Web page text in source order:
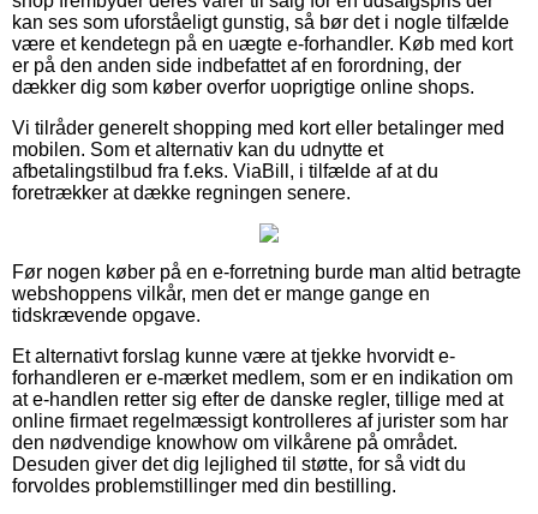
kan ses som uforståeligt gunstig, så bør det i nogle tilfælde
være et kendetegn på en uægte e-forhandler. Køb med kort
er på den anden side indbefattet af en forordning, der
dækker dig som køber overfor uoprigtige online shops.
Vi tilråder generelt shopping med kort eller betalinger med
mobilen. Som et alternativ kan du udnytte et
afbetalingstilbud fra f.eks. ViaBill, i tilfælde af at du
foretrækker at dække regningen senere.
Før nogen køber på en e-forretning burde man altid betragte
webshoppens vilkår, men det er mange gange en
tidskrævende opgave.
Et alternativt forslag kunne være at tjekke hvorvidt e-
forhandleren er e-mærket medlem, som er en indikation om
at e-handlen retter sig efter de danske regler, tillige med at
online firmaet regelmæssigt kontrolleres af jurister som har
den nødvendige knowhow om vilkårene på området.
Desuden giver det dig lejlighed til støtte, for så vidt du
forvoldes problemstillinger med din bestilling.